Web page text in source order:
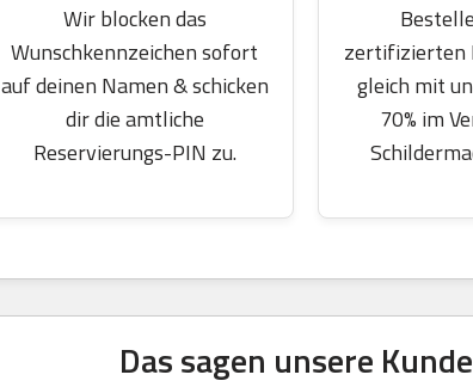
Wir blocken das
Wunschkennzeichen sofort
auf deinen Namen & schicken
dir die amtliche
Reservierungs-PIN zu.
zertifizierten
gleich mit
70% im
Das sagen unsere